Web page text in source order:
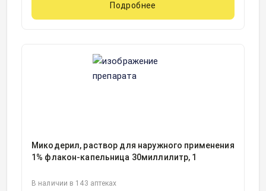
Подробнее
Микодерил, раствор для наружного применения
1% флакон-капельница 30миллилитр, 1
В наличии в 143 аптеках